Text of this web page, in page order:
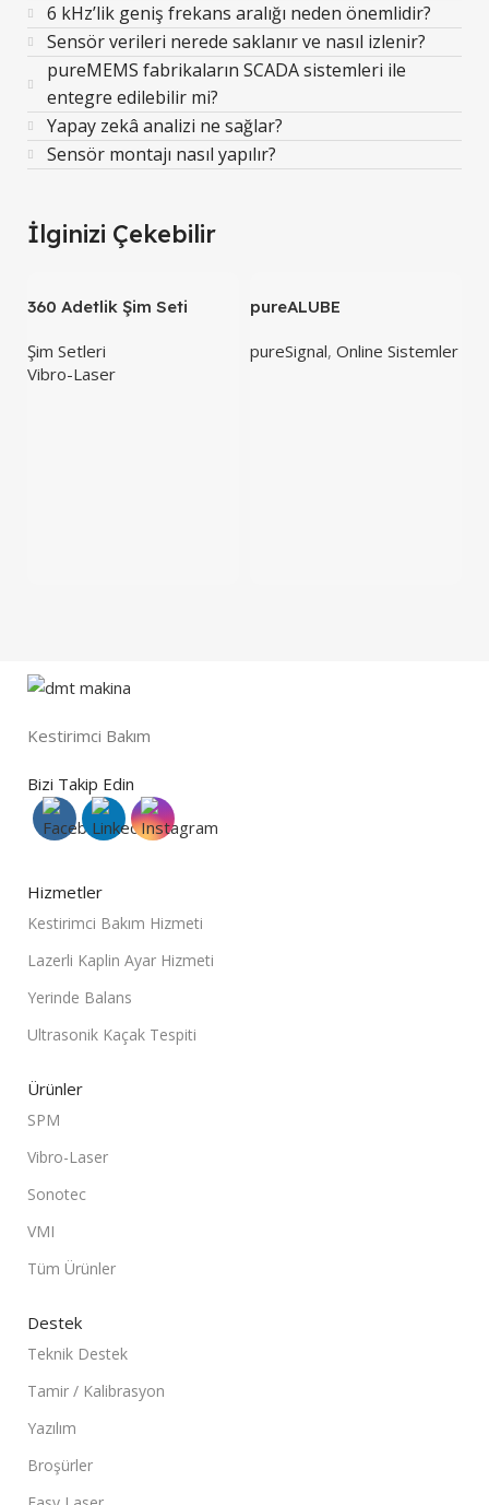
6 kHz’lik geniş frekans aralığı neden önemlidir?
Sensör verileri nerede saklanır ve nasıl izlenir?
pureMEMS fabrikaların SCADA sistemleri ile
entegre edilebilir mi?
Yapay zekâ analizi ne sağlar?
Sensör montajı nasıl yapılır?
İlginizi Çekebilir
360 Adetlik Şim Seti
Şim Setleri
Vibro-Laser
pureALUBE
pureSignal, Online Sistemler
Kestirimci Bakım
Bizi Takip Edin
Hizmetler
Kestirimci Bakım Hizmeti
Lazerli Kaplin Ayar Hizmeti
Yerinde Balans
Ultrasonik Kaçak Tespiti
Ürünler
SPM
Vibro-Laser
Sonotec
VMI
Tüm Ürünler
Destek
Teknik Destek
Tamir / Kalibrasyon
Yazılım
Broşürler